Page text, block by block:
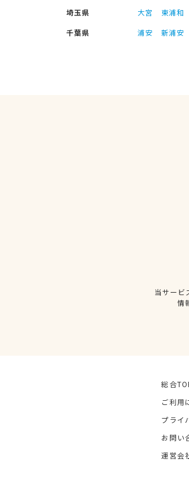
埼玉県
大宮 東浦和
千葉県
浦安 新浦安
当サービ
情
総合
ご利用
プライ
お問い
運営会